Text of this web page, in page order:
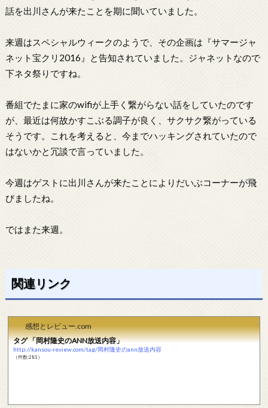
話を出川さんが来たことを期に聞いていました。
来週はスペシャルウィークのようで、その企画は『サマージャ
ネット宝クリ2016』と告知されていました。ジャネットなので
下ネタ祭りですね。
番組でたまに家のwifiが上手く繋がらない話をしていたのです
が、最近は何故かすこぶる調子が良く、サクサク繋がっている
そうです。これを考えると、今までハッキングされていたので
はないかと冗談で言っていました。
今週はゲストに出川さんが来たことによりだいぶコーナーが飛
びましたね。
ではまた来週。
関連リンク
感想とレビュー.com
タグ 「岡村隆史のANN放送内容」
http://kansou-review.com/tag/岡村隆史のann放送内容
（件数:281）